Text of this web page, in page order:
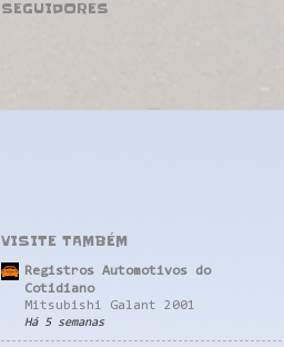
SEGUIDORES
VISITE TAMBÉM
Registros Automotivos do
Cotidiano
Mitsubishi Galant 2001
Há 5 semanas